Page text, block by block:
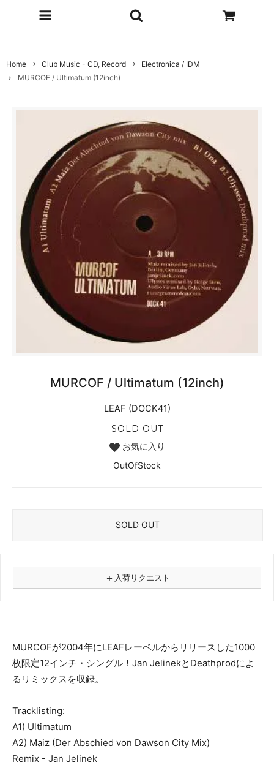
Home Club Music - CD, Record
Electronica / IDM
MURCOF / Ultimatum (12inch)
MURCOF / Ultimatum (12inch)
LEAF (DOCK41)
SOLD OUT
お気に入り
OutOfStock
SOLD OUT
＋ 入荷リクエスト
フォーマット
CD
カセット
その他
メールアドレス（必須）
MURCOFが2004年にLEAFレーベルからリリースした1000
枚限定12インチ・シングル！Jan JelinekとDeathprodによ
るリミックスを収録。
Tracklisting:
A1) Ultimatum
A2) Maiz (Der Abschied von Dawson City Mix)
Remix - Jan Jelinek